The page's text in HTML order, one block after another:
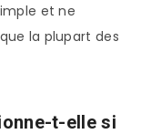
et ne
la plupart des
t-elle si